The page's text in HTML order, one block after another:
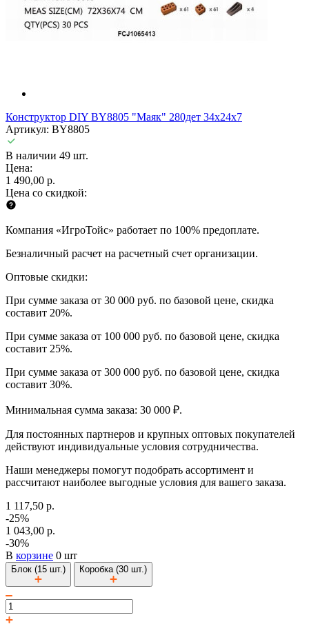
Конструктор DIY BY8805 "Маяк" 280дет 34x24x7
Артикул: BY8805
В наличии 49 шт.
Цена:
1 490,00 р.
Цена со скидкой:
Компания «ИгроТойс» работает по 100% предоплате.
Безналичный расчет на расчетный счет организации.
Оптовые скидки:
При сумме заказа от 30 000 руб. по базовой цене, скидка
составит 20%.
При сумме заказа от 100 000 руб. по базовой цене, скидка
составит 25%.
При сумме заказа от 300 000 руб. по базовой цене, скидка
составит 30%.
Минимальная сумма заказа: 30 000 ₽.
Для постоянных партнеров и крупных оптовых покупателей
действуют индивидуальные условия сотрудничества.
Наши менеджеры помогут подобрать ассортимент и
рассчитают наиболее выгодные условия для вашего заказа.
1 117,50 р.
-25%
1 043,00 р.
-30%
В корзине 0 шт
Блок (15 шт.) Коробка (30 шт.)